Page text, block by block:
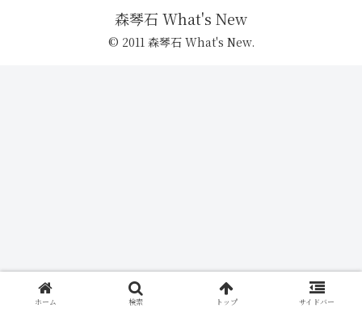
森琴石 What's New
© 2011 森琴石 What's New.
ホーム 検索 トップ サイドバー